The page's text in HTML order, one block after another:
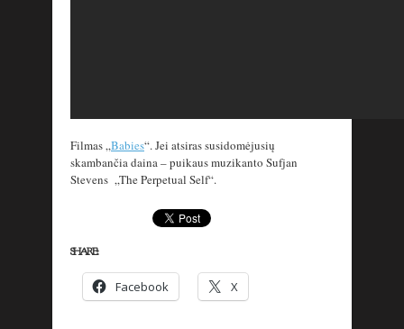
Filmas „Babies“. Jei atsiras susidomėjusių
skambančia daina – puikaus muzikanto Sufjan
Stevens „The Perpetual Self“.
SHARE:
Facebook X